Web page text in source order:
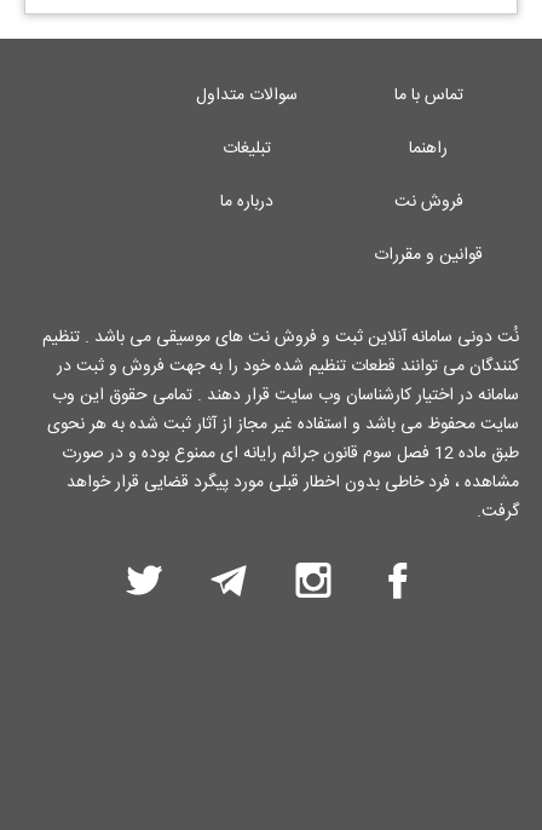
تماس با ما
سوالات متداول
راهنما
تبلیغات
فروش نت
درباره ما
قوانین و مقررات
نُت دونی سامانه آنلاین ثبت و فروش نت های موسیقی می باشد . تنظیم
کنندگان می توانند قطعات تنظیم شده خود را به جهت فروش و ثبت در
سامانه در اختیار کارشناسان وب سایت قرار دهند . تمامی حقوق این وب
سایت محفوظ می باشد و استفاده غیر مجاز از آثار ثبت شده به هر نحوی
طبق ماده 12 فصل سوم قانون جرائم رایانه ای ممنوع بوده و در صورت
مشاهده ، فرد خاطی بدون اخطار قبلی مورد پیگرد قضایی قرار خواهد
گرفت.